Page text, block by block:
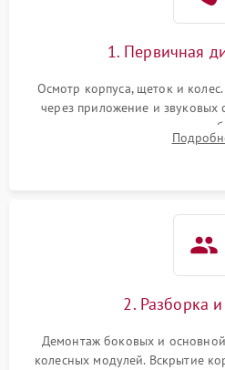
1. Первичная
Осмотр корпуса, щеток и
через приложение и звуковых
аккумулятора и тестирование
Оценка работы лидара,
2. Разборка
Демонтаж боковых и
колесных модулей. Вскрытие